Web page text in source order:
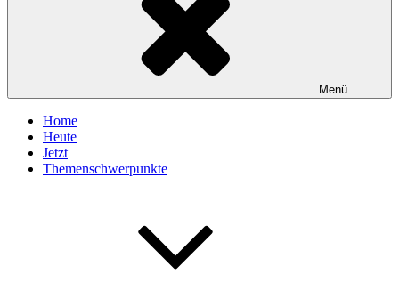
Menü
Home
Heute
Jetzt
Themenschwerpunkte